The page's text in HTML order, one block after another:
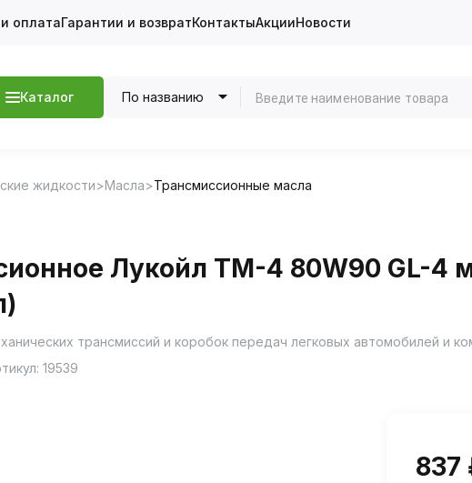
оплатаГарантии и возвратКонтактыАкцииНовости
Каталог По названию
жидкости Масла Трансмиссионные масла
Лукойл ТМ-4 80W90 GL-4
трансмиссий и коробок передач легковых автомобилей и
19539
837